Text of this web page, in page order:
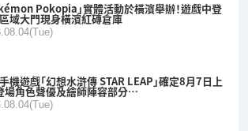
Pokopia」實體活動於橫濱舉辦！遊戲中登
域大門現身橫濱紅磚倉庫
機遊戲「幻想水滸傳 STAR LEAP」確定8月7日上
場角色聲優及繪師陣容部分…